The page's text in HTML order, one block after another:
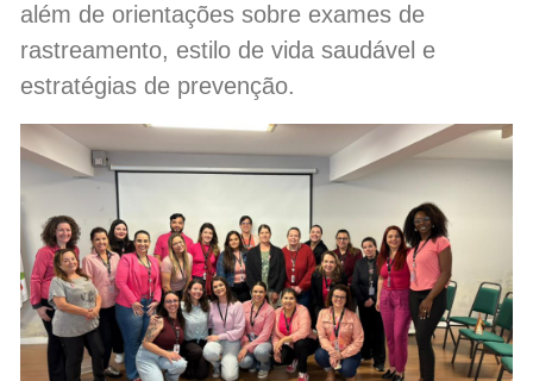
além de orientações sobre exames de
rastreamento, estilo de vida saudável e
estratégias de prevenção.